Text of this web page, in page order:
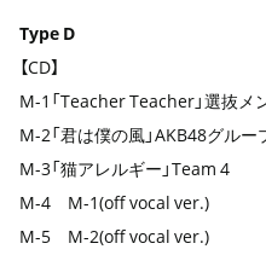
Type D
【CD】
M-1「Teacher Teacher」選抜メ
M-2「君は僕の風」AKB48グル
M-3「猫アレルギー」Team 4
M-4 M-1(off vocal ver.)
M-5 M-2(off vocal ver.)